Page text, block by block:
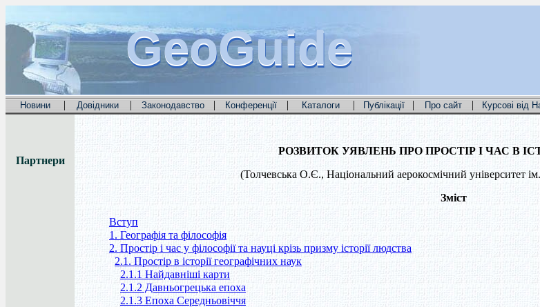
GeoGuide
GeoGuide
GeoGuide
Новини | Довідники | Законодавство | Конференції | Каталоги | Публікації | Про сайт | Курсові від
Партнери
РОЗВИТОК УЯВЛЕНЬ ПРО ПРОСТІР І ЧАС В
(Толчевська О.Є., Національний аерокосмічний університет
Зміст
Вступ
1. Географія та філософія
2. Простір і час у філософії та науці крізь призму історії людства
2.1. Простір в історії географічних наук
2.1.1 Найдавніші карти
2.1.2 Давньогрецька епоха
2.1.3 Епоха Середньовіччя